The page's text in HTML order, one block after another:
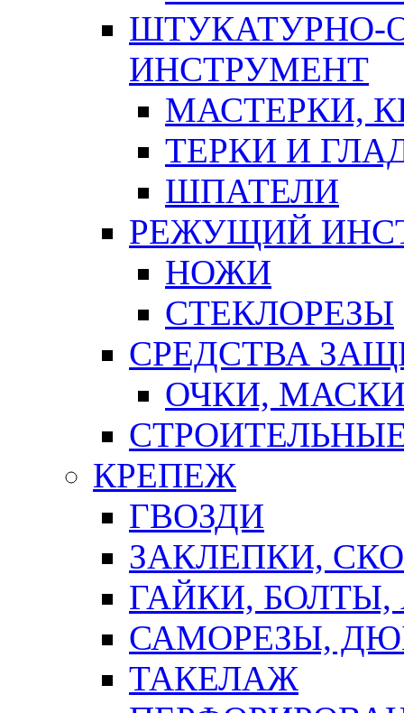
ШТУКАТУРНО-
ИНСТРУМЕНТ
МАСТЕРКИ,
ТЕРКИ И
ШПАТЕЛИ
РЕЖУЩИЙ
НОЖИ
СТЕКЛОРЕЗЫ
СРЕДСТВА
ОЧКИ,
КРЕПЕЖ
ГВОЗДИ
ЗАКЛЕПКИ,
ГАЙКИ,
САМОРЕЗЫ,
ТАКЕЛАЖ